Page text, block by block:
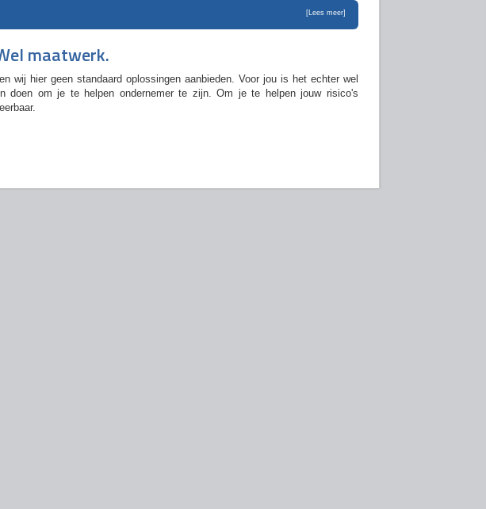
[Lees meer]
maatwerk.
wij hier geen standaard oplossingen aanbieden. Voor jou is het echter wel
doen om je te helpen ondernemer te zijn. Om je te helpen jouw risico's